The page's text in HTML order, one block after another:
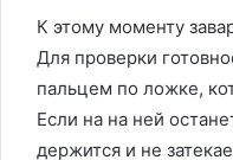
К этому моменту
Для проверки
пальцем по ложке,
Если на на ней
держится и не